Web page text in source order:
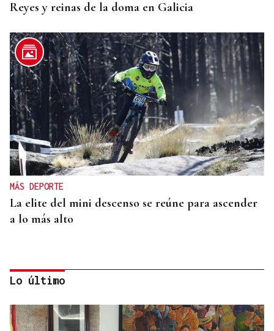
Reyes y reinas de la doma en Galicia
MÁS DEPORTE
La elite del mini descenso se reúne para ascender
a lo más alto
Lo último